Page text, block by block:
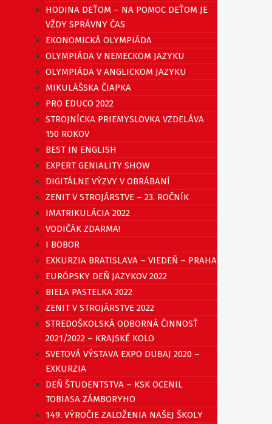
HODINA DEŤOM – NA POMOC DEŤOM JE
VŽDY SPRÁVNY ČAS
EKONOMICKÁ OLYMPIÁDA
OLYMPIÁDA V NEMECKOM JAZYKU
OLYMPIÁDA V ANGLICKOM JAZYKU
MIKULÁŠSKA ČIAPKA
PRO EDUCO 2022
STROJNÍCKA PRIEMYSLOVKA VZDELÁVA
150 ROKOV
BEST IN ENGLISH
EXPERT GENIALITY SHOW
DIGITÁLNE VÝZVY V OBRÁBANÍ
ZENIT V STROJÁRSTVE – 23. ROČNÍK
IMATRIKULÁCIA 2022
VODIČÁK ZDARMA!
I BOBOR
EXKURZIA BRATISLAVA – VIEDEŇ – PRAHA
EURÓPSKY DEŇ JAZYKOV 2022
BIELA PASTELKA 2022
ZENIT V STROJÁRSTVE 2022
STREDOŠKOLSKÁ ODBORNÁ ČINNOSŤ
2021/2022 – KRAJSKÉ KOLO
SVETOVÁ VÝSTAVA EXPO DUBAJ 2020 –
EXKURZIA
DEŇ ŠTUDENTSTVA – KSK OCENIL
TOBIASA ZÁMBORYHO
149. VÝROČIE ZALOŽENIA NAŠEJ ŠKOLY